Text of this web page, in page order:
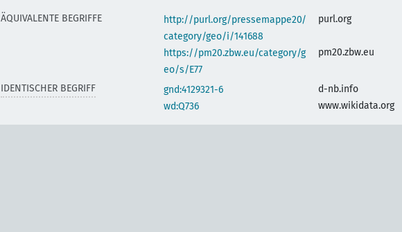
ÄQUIVALENTE BEGRIFFE
http://purl.org/pressemappe20/
category/geo/i/141688
purl.org
https://pm20.zbw.eu/category/g
eo/s/E77
pm20.zbw.eu
IDENTISCHER BEGRIFF gnd:4129321-6
d-nb.info
wd:Q736
www.wikidata.org